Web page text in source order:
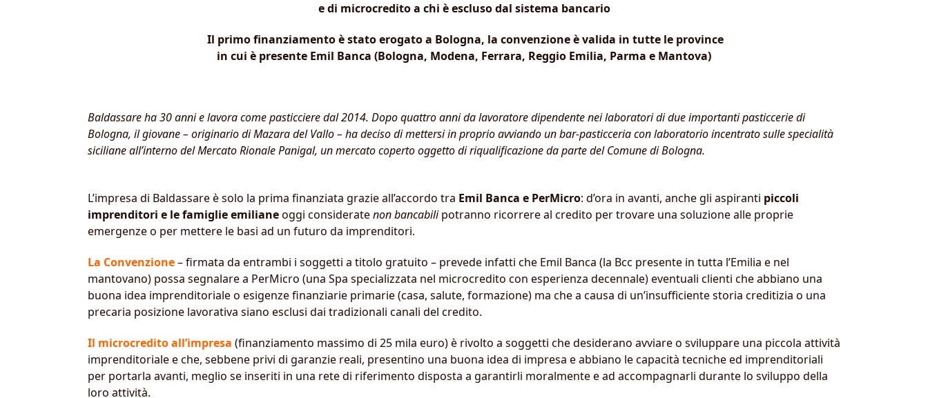
e di microcredito a chi è escluso dal sistema bancario
Il primo finanziamento è stato erogato a Bologna, la convenzione è valida in tutte le province
in cui è presente Emil Banca (Bologna, Modena, Ferrara, Reggio Emilia, Parma e Mantova)
Baldassare ha 30 anni e lavora come pasticciere dal 2014. Dopo quattro anni da lavoratore dipendente nei laboratori di due importanti pasticcerie di
Bologna, il giovane – originario di Mazara del Vallo – ha deciso di mettersi in proprio avviando un bar-pasticceria con laboratorio incentrato sulle specialità
siciliane all’interno del Mercato Rionale Panigal, un mercato coperto oggetto di riqualificazione da parte del Comune di Bologna.
L’impresa di Baldassare è solo la prima finanziata grazie all’accordo tra Emil Banca e PerMicro: d’ora in avanti, anche gli aspiranti piccoli
imprenditori e le famiglie emilianeoggi consideratenon bancabilipotranno ricorrere al credito per trovare una soluzione alle proprie
emergenze o per mettere le basi ad un futuro da imprenditori.
La Convenzione– firmata da entrambi i soggetti a titolo gratuito – prevede infatti che Emil Banca (la Bcc presente in tutta l’Emilia e nel
mantovano) possa segnalare a PerMicro (una Spa specializzata nel microcredito con esperienza decennale) eventuali clienti che abbiano una
buona idea imprenditoriale o esigenze finanziarie primarie (casa, salute, formazione) ma che a causa di un’insufficiente storia creditizia o una
precaria posizione lavorativa siano esclusi dai tradizionali canali del credito.
Il microcredito all’impresa (finanziamento massimo di 25 mila euro) è rivolto a soggetti che desiderano avviare o sviluppare una piccola attività
imprenditoriale e che, sebbene privi di garanzie reali, presentino una buona idea di impresa e abbiano le capacità tecniche ed imprenditoriali
per portarla avanti, meglio se inseriti in una rete di riferimento disposta a garantirli moralmente e ad accompagnarli durante lo sviluppo della
loro attività.